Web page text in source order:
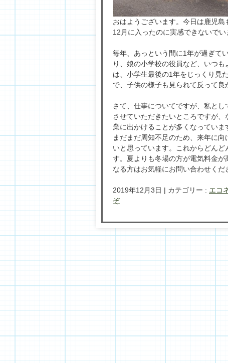
おはようございます。今日は鹿児
12月に入ったのに実感できないで
毎年、あっという間に1年が過ぎて
り、娘の小学校の役員など、いつ
は、小学生最後の1年をじっくり見
で、子供の様子も見られて反って良
さて、仕事についてですが、私と
させていただきたいところですが
業に出かけることが多くなっていま
まだまだ周知不足のため、来年に
いと思っています。これからどん
す。夏よりも冬場の方が電気料金
なる方はお気軽にお問い合わせくだ
2019年12月3日 | カテゴリー : エコ
ぞ